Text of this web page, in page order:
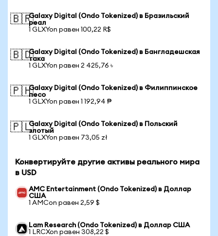
🇧🇷Galaxy Digital (Ondo Tokenized) в Бразильский
реал
1 GLXYon равен 100,22 R$
🇧🇩Galaxy Digital (Ondo Tokenized) в Бангладешская
така
1 GLXYon равен 2 425,76 ৳
🇵🇭Galaxy Digital (Ondo Tokenized) в Филиппинское
песо
1 GLXYon равен 1 192,94 ₱
🇵🇱Galaxy Digital (Ondo Tokenized) в Польский
злотый
1 GLXYon равен 73,05 zł
Конвертируйте другие активы реального мира
в USD
AMC Entertainment (Ondo Tokenized) в Доллар
США
1 AMCon равен 2,59 $
Lam Research (Ondo Tokenized) в Доллар США
1 LRCXon равен 308,22 $